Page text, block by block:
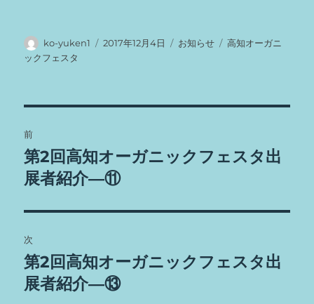
投
稿
ko-yuken1
投
2017年12月4日
カ
お知らせ
タ
高知オーガニ
ックフェスタ
稿
ナ
ビ
ゲ
ー
シ
前
前
の
稿:
第2回高知オーガニックフェスタ出
展者紹介―⑪
次
次
の
第2回高知オーガニックフェスタ出
展者紹介―⑬